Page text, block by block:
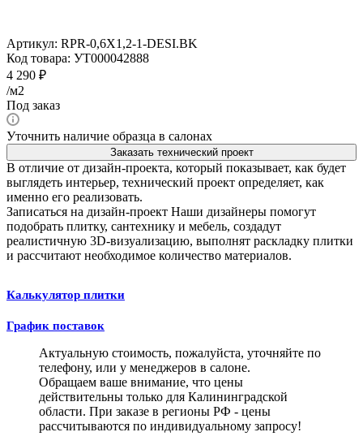
Артикул: RPR-0,6X1,2-1-DESI.BK
Код товара: УТ000042888
4 290 ₽
/м2
Под заказ
Уточнить наличие образца в салонах
Заказать технический проект
В отличие от дизайн-проекта, который показывает, как будет
выглядеть интерьер, технический проект определяет, как
именно его реализовать.
Записаться на дизайн-проект Наши дизайнеры помогут
подобрать плитку, сантехнику и мебель, создадут
реалистичную 3D-визуализацию, выполнят раскладку плитки
и рассчитают необходимое количество материалов.
Калькулятор плитки
График поставок
Актуальную стоимость, пожалуйста, уточняйте по
телефону, или у менеджеров в салоне.
Обращаем ваше внимание, что цены
действительны только для Калининградской
области. При заказе в регионы РФ - цены
рассчитываются по индивидуальному запросу!